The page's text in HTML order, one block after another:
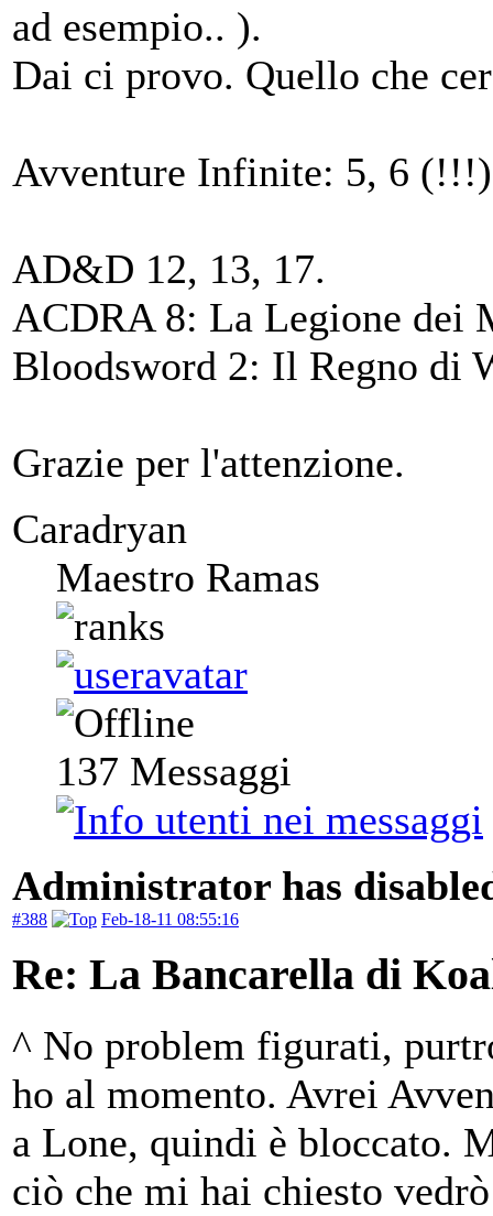
ad esempio.. ).
Dai ci provo. Quello che
Avventure Infinite: 5, 6
AD&D 12, 13, 17.
ACDRA 8: La Legione dei
Bloodsword 2: Il Regno di
Grazie per l'attenzione.
Caradryan
Maestro Ramas
137 Messaggi
Administrator has
#388 Feb-18-11 08:55:16
Re: La Bancarella di
^ No problem figurati,
ho al momento. Avrei
a Lone, quindi è bloccato.
ciò che mi hai chiesto